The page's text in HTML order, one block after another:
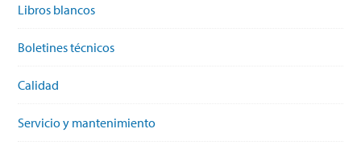
Libros blancos
Boletines técnicos
Calidad
Servicio y mantenimiento